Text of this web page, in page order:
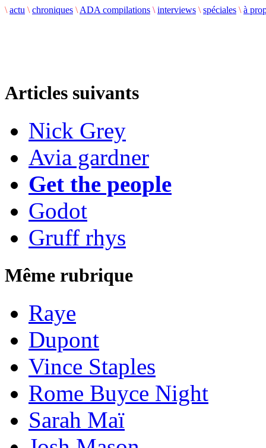
\ actu \ chroniques \ ADA compilations \ interviews \ spéciales \ à
Articles suivants
Nick Grey
Avia gardner
Get the people
Godot
Gruff rhys
Même rubrique
Raye
Dupont
Vince Staples
Rome Buyce Night
Sarah Maï